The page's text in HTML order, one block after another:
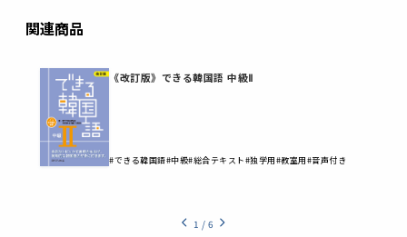
関連商品
《改訂版》できる韓国語 中級Ⅱ
#できる韓国語#中級#総合テキスト#独学用#教室用#音声付き
1 / 6